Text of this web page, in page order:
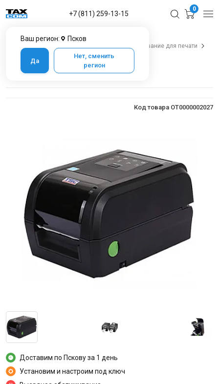
Ваш регион: Псков
Да
Нет, сменить
регион
+7 (811) 259-13-15
0
Оборудование для печати
TSC TX 200 SU
TSC TX 200 SU
Код товара OT0000002027
Доставим по Пскову за 1 день
Установим и настроим под ключ